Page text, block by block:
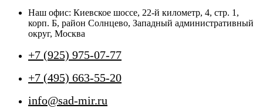
на
странице
Наш офис: Киевское шоссе, 22-й километр, 4, стр. 1,
корп. Б, район Солнцево, Западный административный
округ, Москва
+7 (925) 975-07-77
+7 (495) 663-55-20
info@sad-mir.ru